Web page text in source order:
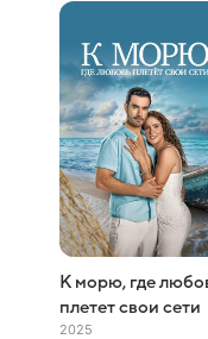
К морю, где
плетет свои сети
2025